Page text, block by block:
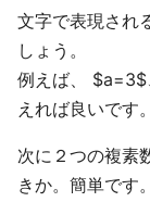
文字で表現され
しょう。
例えば、
えれば良いです
次に２つの複素
きか。簡単です